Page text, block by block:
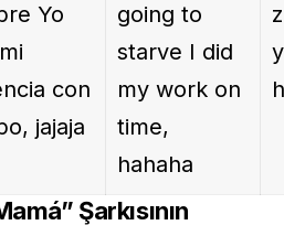
Yo
con
jajaja
going to
starve I did
my work on
time,
hahaha
Şarkısının